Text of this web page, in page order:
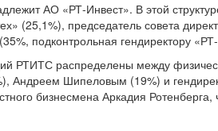
АО «РТ-Инвест». В этой
(25,1%), председатель совета
подконтрольная гендиректору
РТИТС распределены между
Андреем Шипеловым (19%) и
бизнесмена Аркадия